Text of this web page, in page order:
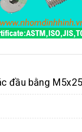
đầu bằng M5x25